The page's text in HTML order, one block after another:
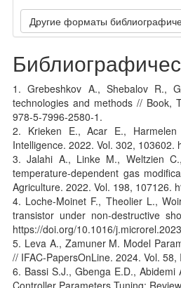
Другие форматы
1. Grebeshkov A., Shebalov R.,
technologies and methods // Book,
978-5-7996-2580-1.
2. Krieken E., Acar E., Harmelen
Intelligence. 2022. Vol. 302,
3. Jalahi A., Linke M., Weltzien
temperature-dependent gas
Agriculture. 2022. Vol. 198, 107126.
4. Loche-Moinet F., Theolier L.,
transistor under non-destructive
https://doi.org/10.1016/
5. Leva A., Zamuner M. Model
// IFAC-PapersOnLine. 2024. Vol.
6. Bassi S.J., Gbenga E.D.,